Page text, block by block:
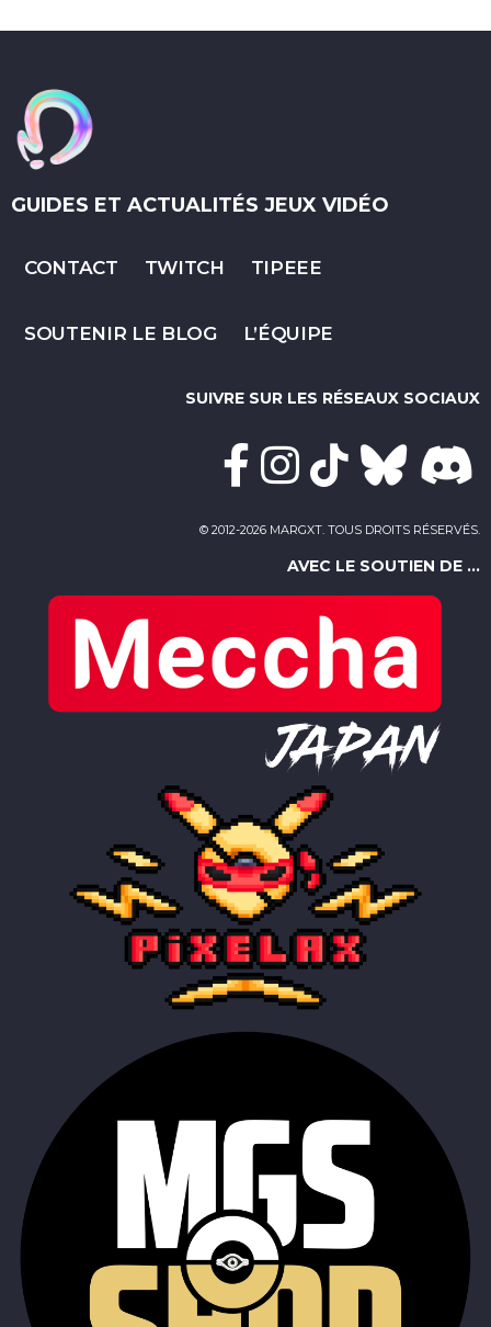
GUIDES ET ACTUALITÉS JEUX VIDÉO
CONTACT TWITCH TIPEEE
SOUTENIR LE BLOG L’ÉQUIPE
SUIVRE SUR LES RÉSEAUX SOCIAUX
© 2012-2026 MARGXT. TOUS DROITS RÉSERVÉS.
AVEC LE SOUTIEN DE ...